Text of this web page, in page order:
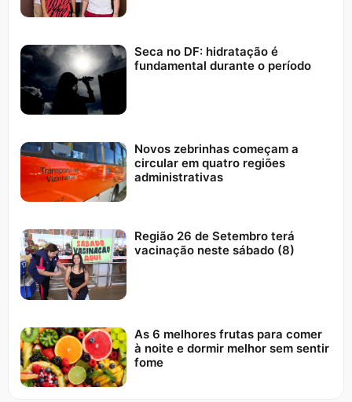
Seca no DF: hidratação é
fundamental durante o período
Novos zebrinhas começam a
circular em quatro regiões
administrativas
Região 26 de Setembro terá
vacinação neste sábado (8)
As 6 melhores frutas para comer
à noite e dormir melhor sem sentir
fome